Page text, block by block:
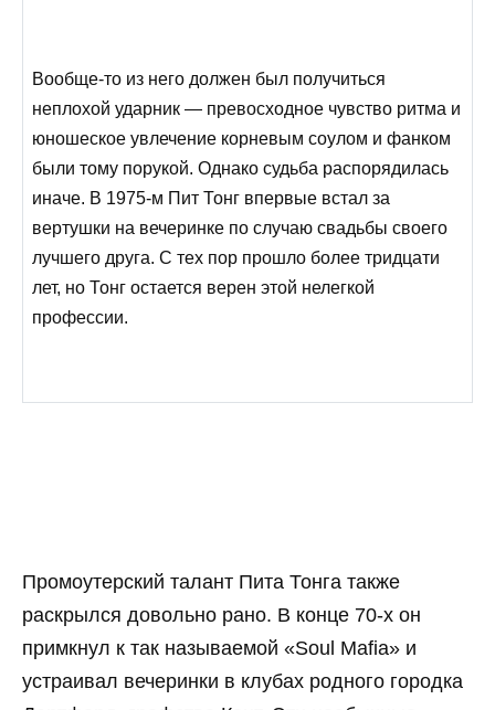
Вообще-то из него должен был получиться
неплохой ударник — превосходное чувство ритма и
юношеское увлечение корневым соулом и фанком
были тому порукой. Однако судьба распорядилась
иначе. В 1975-м Пит Тонг впервые встал за
вертушки на вечеринке по случаю свадьбы своего
лучшего друга. С тех пор прошло более тридцати
лет, но Тонг остается верен этой нелегкой
профессии.
Промоутерский талант Пита Тонга также
раскрылся довольно рано. В конце 70-х он
примкнул к так называемой «Soul Mafia» и
устраивал вечеринки в клубах родного городка